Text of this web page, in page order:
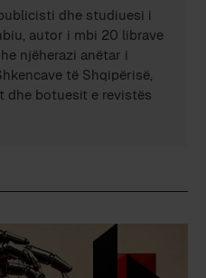
dhe studiuesi i
autor i mbi 20 librave
njëherazi anëtar i
të Shqipërisë,
dhe botuesit e revistës